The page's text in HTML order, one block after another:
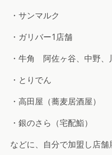
・サンマルク
・ガリバー1店舗
・牛角 阿佐ヶ谷、中野、
・とりでん
・高田屋（蕎麦居酒屋）
・銀のさら（宅配鮨）
などに、自分で加盟し店舗